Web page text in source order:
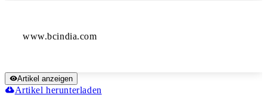
www.bcindia.com
Artikel anzeigen
Artikel herunterladen